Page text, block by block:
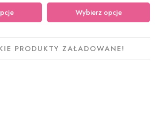
Wybierz opcje
PRODUKTY ZAŁADOWANE!